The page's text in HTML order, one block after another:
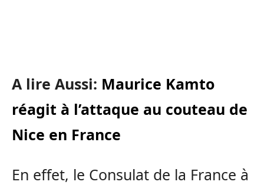
A lire Aussi: Maurice Kamto
réagit à l’attaque au couteau de
Nice en France
En effet, le Consulat de la France à